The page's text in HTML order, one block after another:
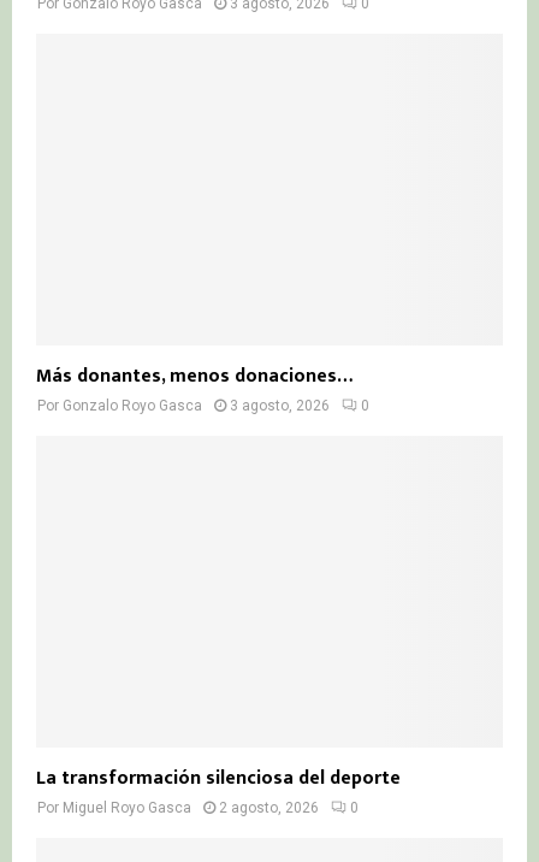
Por Gonzalo Royo Gasca 3 agosto, 2026 0
Más donantes, menos donaciones…
Por Gonzalo Royo Gasca 3 agosto, 2026 0
La transformación silenciosa del deporte
Por Miguel Royo Gasca 2 agosto, 2026 0